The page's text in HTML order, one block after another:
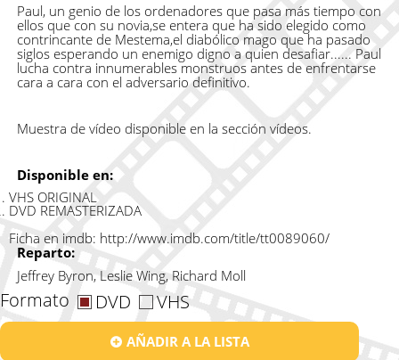
Paul, un genio de los ordenadores que pasa más tiempo con
ellos que con su novia,se entera que ha sido elegido como
contrincante de Mestema,el diabólico mago que ha pasado
siglos esperando un enemigo digno a quien desafiar...... Paul
lucha contra innumerables monstruos antes de enfrentarse
cara a cara con el adversario definitivo.
Muestra de vídeo disponible en la sección vídeos.
Disponible en:
VHS ORIGINAL
DVD REMASTERIZADA
Ficha en imdb: http://www.imdb.com/title/tt0089060/
Reparto:
Jeffrey Byron, Leslie Wing, Richard Moll
Formato DVD VHS
AÑADIR A LA LISTA